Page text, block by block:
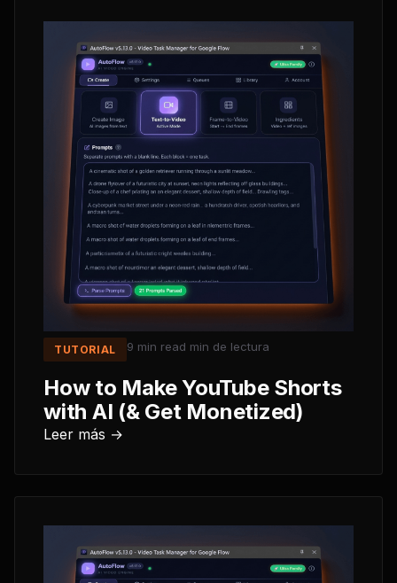
TUTORIAL 9 min read min de lectura
How to Make YouTube Shorts
with AI (& Get Monetized)
Leer más →